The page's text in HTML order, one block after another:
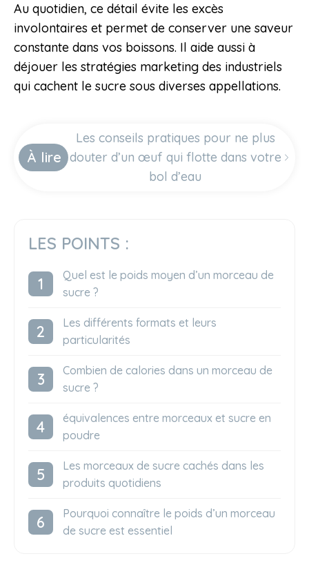
Au quotidien, ce détail évite les excès
involontaires et permet de conserver une saveur
constante dans vos boissons. Il aide aussi à
déjouer les stratégies marketing des industriels
qui cachent le sucre sous diverses appellations.
À lire
Les conseils pratiques pour ne plus
douter d’un œuf qui flotte dans votre
bol d’eau
LES POINTS :
Quel est le poids moyen d’un morceau de
sucre ?
Les différents formats et leurs
particularités
Combien de calories dans un morceau de
sucre ?
équivalences entre morceaux et sucre en
poudre
Les morceaux de sucre cachés dans les
produits quotidiens
Pourquoi connaître le poids d’un morceau
de sucre est essentiel